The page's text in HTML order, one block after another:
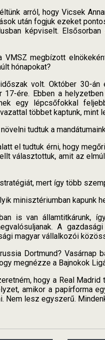
arról, hogy Vicsek
után fogjuk ezeket
képviselt.
VMSZ megbízott
hónapokat?
volt. Október 30-
17-ére. Ebben a
egy lépcsőfokkal
többet kaptunk, mint
tudtuk a
el tudtuk érni, hogy
választottuk, amit az
mert így több
minisztériumban kapunk
is van államtitkárunk,
A
magyar vállalkozói
Dortmund?
megnézze a Bajnokok
hogy a Real
amikor a papírforma
Nem lesz egyszerű.